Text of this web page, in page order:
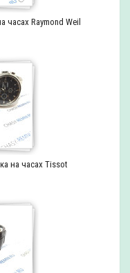
часах Raymond Weil
на часах Tissot